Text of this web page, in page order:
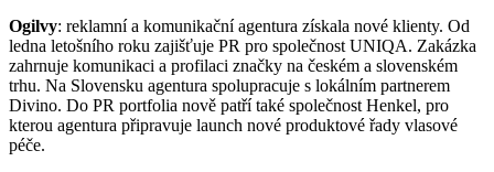
Ogilvy: reklamní a komunikační agentura získala nové klienty. Od
ledna letošního roku zajišťuje PR pro společnost UNIQA. Zakázka
zahrnuje komunikaci a profilaci značky na českém a slovenském
trhu. Na Slovensku agentura spolupracuje s lokálním partnerem
Divino. Do PR portfolia nově patří také společnost Henkel, pro
kterou agentura připravuje launch nové produktové řady vlasové
péče.